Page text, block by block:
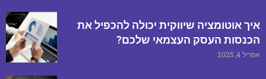
איך אוטומציה שיווקית יכולה להכפיל את
הכנסות העסק העצמאי שלכם?
אפריל 4, 2025